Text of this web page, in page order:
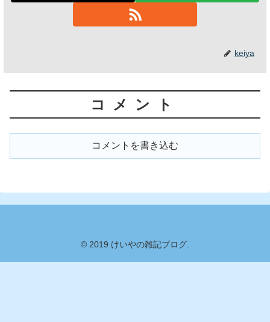
keiya
コメント
コメントを書き込む
© 2019 けいやの雑記ブログ.